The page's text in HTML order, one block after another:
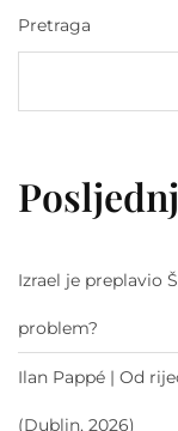
Pretraga
Izrael je preplavio
problem?
Ilan Pappé | Od
(Dublin, 2026)